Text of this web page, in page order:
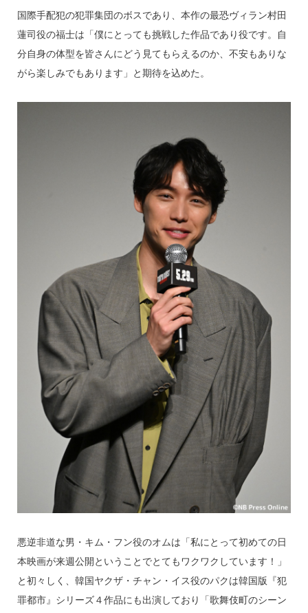
国際手配犯の犯罪集団のボスであり、本作の最恐ヴィラン村田
蓮司役の福士は「僕にとっても挑戦した作品であり役です。自
分自身の体型を皆さんにどう見てもらえるのか、不安もありな
がら楽しみでもあります」と期待を込めた。
悪逆非道な男・キム・フン役のオムは「私にとって初めての日
本映画が来週公開ということでとてもワクワクしています！」
と初々しく、韓国ヤクザ・チャン・イス役のパクは韓国版『犯
罪都市』シリーズ４作品にも出演しており「歌舞伎町のシーン